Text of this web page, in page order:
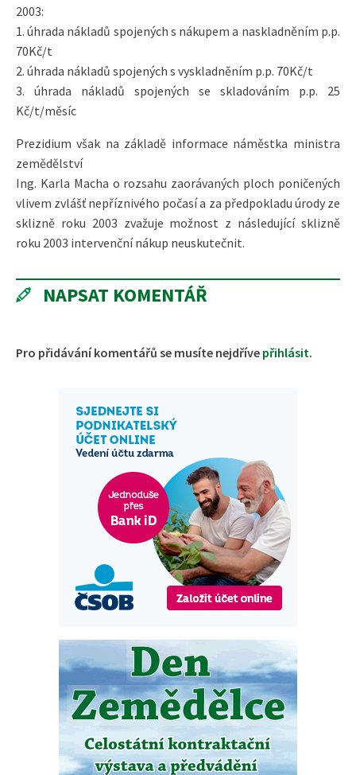
2003:
1. úhrada nákladů spojených s nákupem a naskladněním p.p.
70Kč/t
2. úhrada nákladů spojených s vyskladněním p.p. 70Kč/t
3. úhrada nákladů spojených se skladováním p.p. 25
Kč/t/měsíc
Prezidium však na základě informace náměstka ministra
zemědělství
Ing. Karla Macha o rozsahu zaorávaných ploch poničených
vlivem zvlášť nepříznivého počasí a za předpokladu úrody ze
sklizně roku 2003 zvažuje možnost z následující sklizně
roku 2003 intervenční nákup neuskutečnit.
NAPSAT KOMENTÁŘ
Pro přidávání komentářů se musíte nejdříve přihlásit.